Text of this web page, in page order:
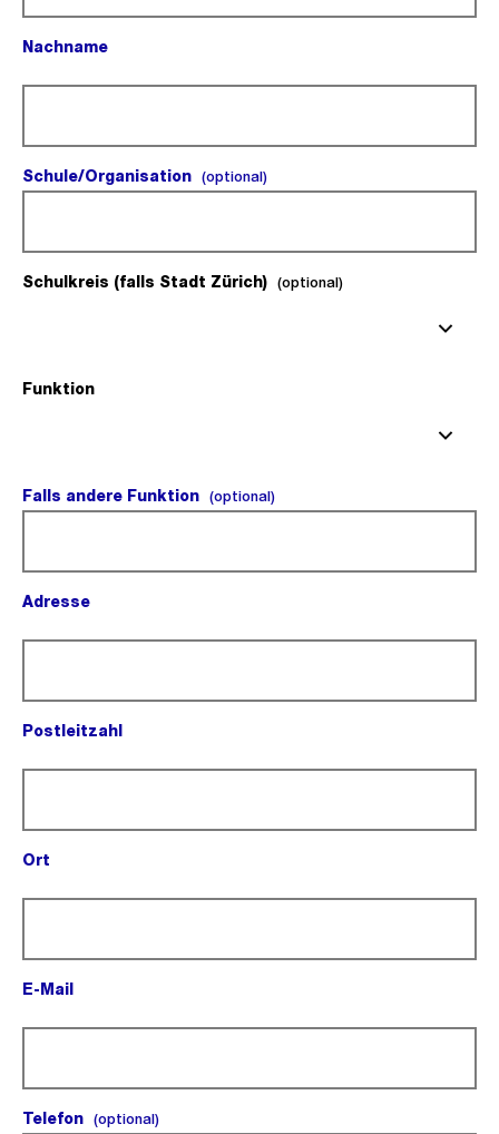
Nachname
Schule/Organisation (optional)(optional).
Schulkreis (falls Stadt Zürich) (optional)(optional).
Funktion
Falls andere Funktion (optional)(optional).
Adresse
Postleitzahl
Ort
E-Mail
Telefon (optional)(optional).